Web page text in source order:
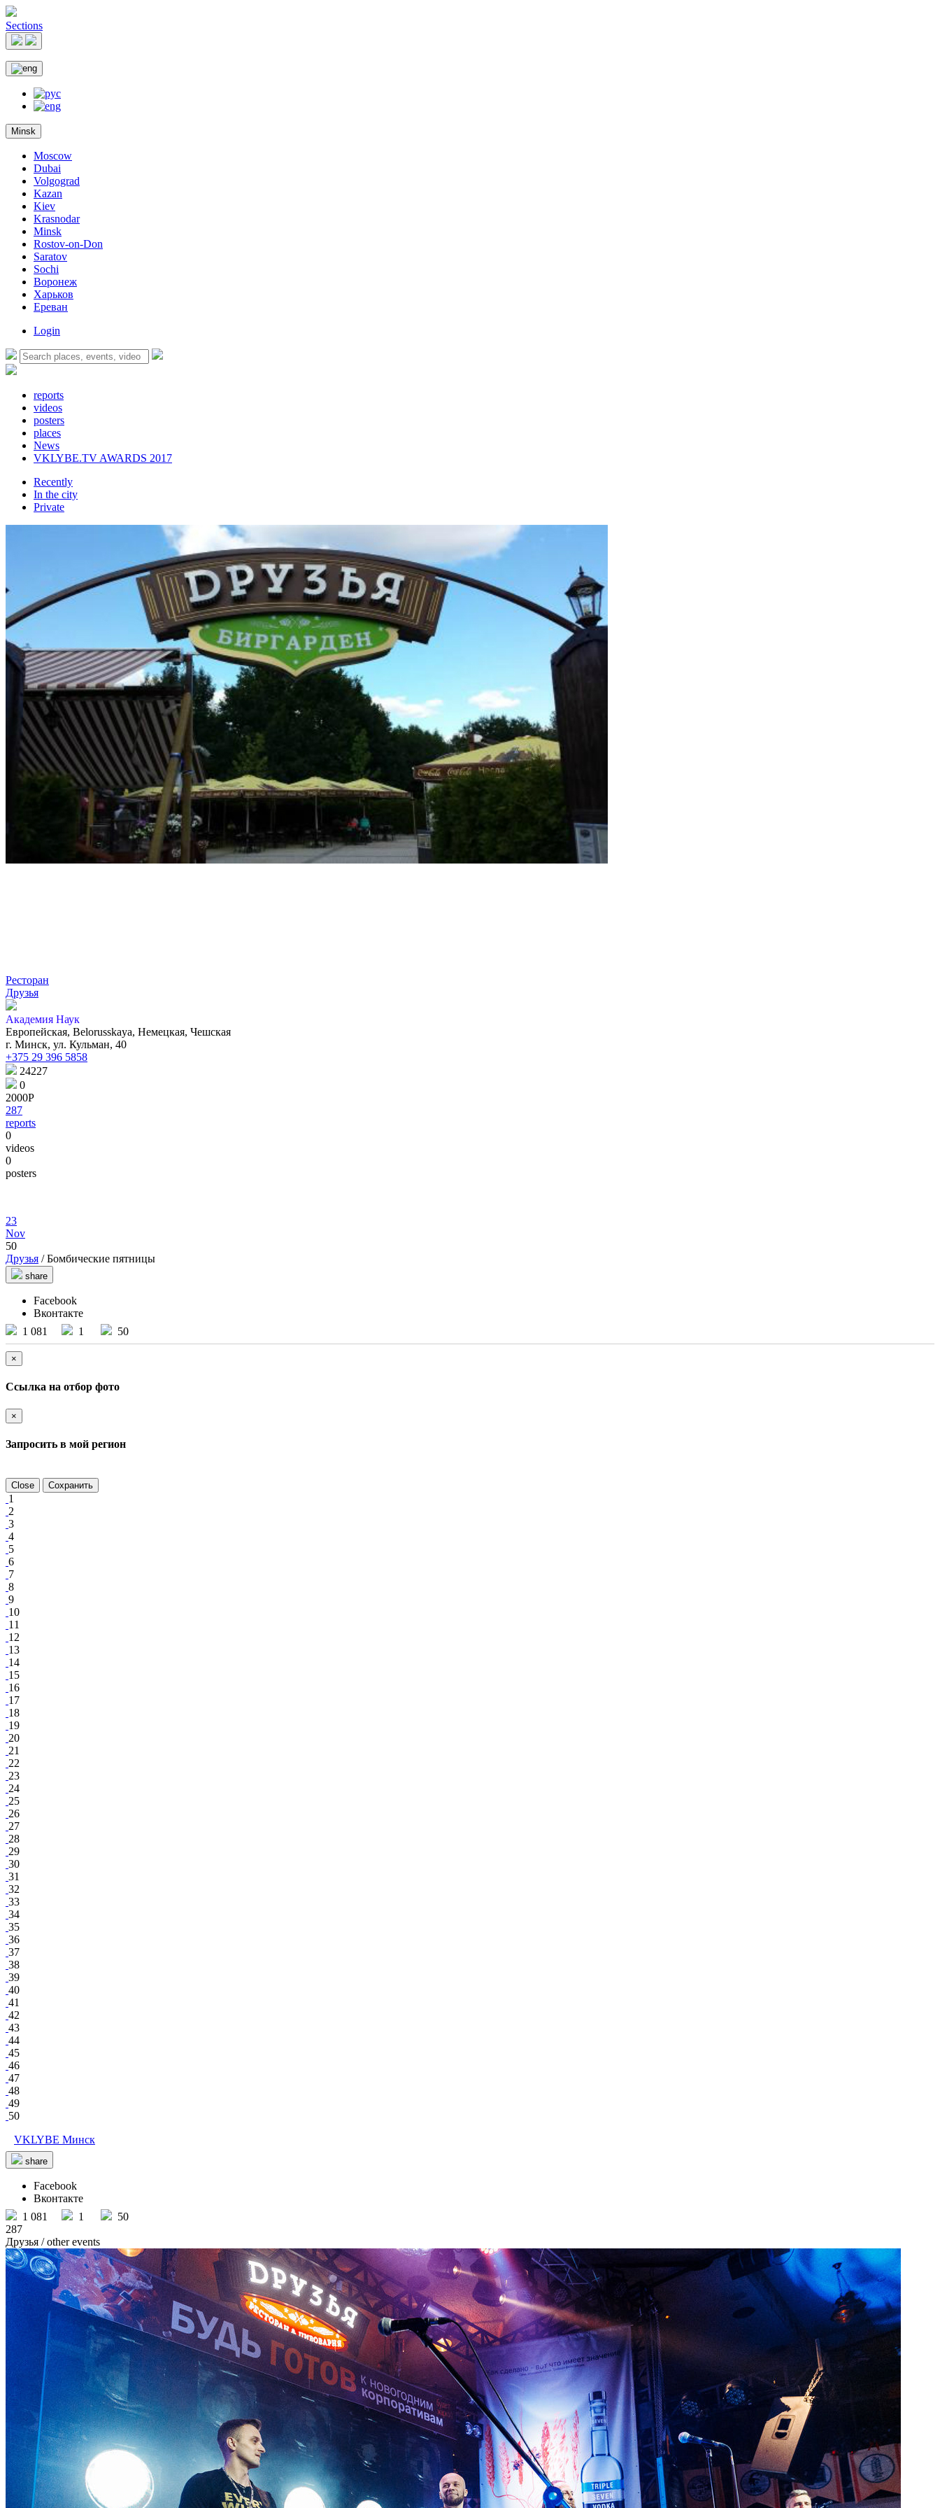
Sections
Minsk
Moscow
Dubai
Volgograd
Kazan
Kiev
Krasnodar
Minsk
Rostov-on-Don
Saratov
Sochi
Воронеж
Харьков
Ереван
Login
reports
videos
posters
places
News
VKLYBE.TV AWARDS 2017
Recently
In the city
Private
Ресторан
Друзья
Академия Наук
Европейская, Belorusskaya, Немецкая, Чешская
г. Минск, ул. Кульман, 40
+375 29 396 5858
24227
0
2000Р
287
reports
0
videos
0
posters
23
Nov
50
Друзья / Бомбические пятницы
share
Facebook
Вконтакте
1 081
1 50
×
Ссылка на отбор фото
×
Запросить в мой регион
Close Сохранить
1
2
3
4
5
6
7
8
9
10
11
12
13
14
15
16
17
18
19
20
21
22
23
24
25
26
27
28
29
30
31
32
33
34
35
36
37
38
39
40
41
42
43
44
45
46
47
48
49
50
VKLYBE Минск
share
Facebook
Вконтакте
1 081
1
50
287
Друзья / other events